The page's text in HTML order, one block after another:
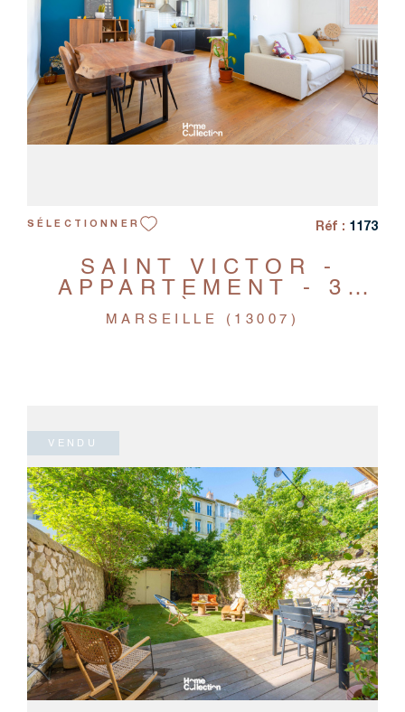
VOIR LE BIEN
SÉLECTIONNER Réf : 1173
SAINT VICTOR -
APPARTEMENT - 3
PIÈCES
MARSEILLE (13007)
VENDU
VOIR LE BIEN